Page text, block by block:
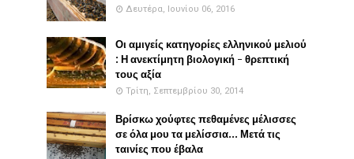
Δευτέρα, Ιουνίου 06, 2016
Οι αμιγείς κατηγορίες ελληνικού μελιού
: Η ανεκτίμητη βιολογική - θρεπτική
τους αξία
Τρίτη, Σεπτεμβρίου 30, 2014
Βρίσκω χούφτες πεθαμένες μέλισσες
σε όλα μου τα μελίσσια... Μετά τις
ταινίες που έβαλα